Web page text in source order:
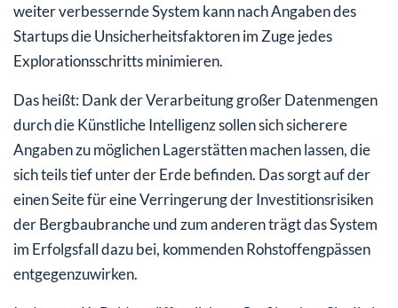
weiter verbessernde System kann nach Angaben des
Startups die Unsicherheitsfaktoren im Zuge jedes
Explorationsschritts minimieren.
Das heißt: Dank der Verarbeitung großer Datenmengen
durch die Künstliche Intelligenz sollen sich sicherere
Angaben zu möglichen Lagerstätten machen lassen, die
sich teils tief unter der Erde befinden. Das sorgt auf der
einen Seite für eine Verringerung der Investitionsrisiken
der Bergbaubranche und zum anderen trägt das System
im Erfolgsfall dazu bei, kommenden Rohstoffengpässen
entgegenzuwirken.